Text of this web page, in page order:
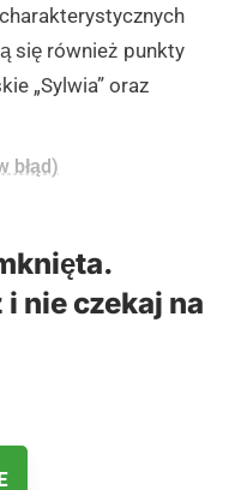
się również punkty
„Sylwia” oraz
błąd)
nie czekaj na